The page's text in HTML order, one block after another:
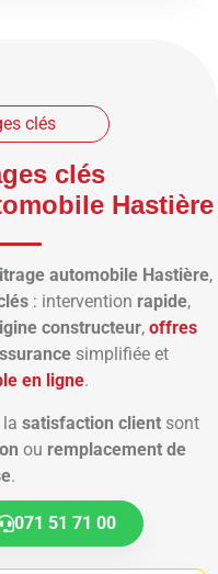
clés
clés
Hastière
automobile Hastière,
: intervention rapide,
constructeur, offres
simplifiée et
en ligne.
satisfaction client sont
ou remplacement de
.
071 51 71 00